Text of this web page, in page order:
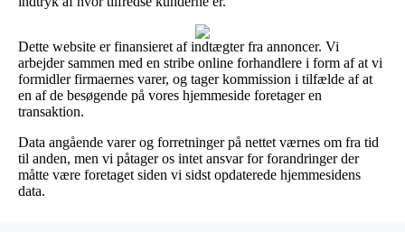
Dette website er finansieret af indtægter fra annoncer. Vi
arbejder sammen med en stribe online forhandlere i form af at vi
formidler firmaernes varer, og tager kommission i tilfælde af at
en af de besøgende på vores hjemmeside foretager en
transaktion.
Data angående varer og forretninger på nettet værnes om fra tid
til anden, men vi påtager os intet ansvar for forandringer der
måtte være foretaget siden vi sidst opdaterede hjemmesidens
data.